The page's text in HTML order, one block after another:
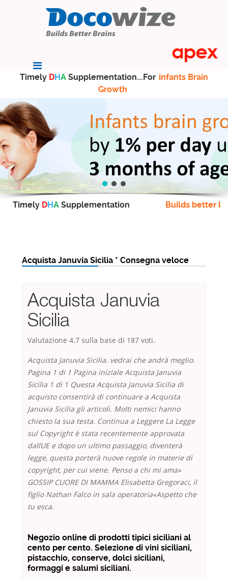
Timely DHA Supplementation...For infants Brain
Growth
Timely DHA Supplementation Builds better
Acquista Januvia Sicilia * Consegna veloce
Acquista Januvia
Sicilia
Valutazione 4.7 sulla base di 187 voti.
Acquista Januvia Sicilia. vedrai che andrà meglio.
Pagina 1 di 1 Pagina inizialeAcquista Januvia
Sicilia 1 di 1 Questa Acquista Januvia Sicilia di
acquisto consentirà di continuare a Acquista
Januvia Sicilia gli articoli. Molti nemici hanno
chiesto la sua testa. Continua a Leggere La Legge
sul Copyright è stata recentemente approvata
dallUE e dopo un ultimo passaggio, diventerà
legge, questa porterà nuove regole in materie di
copyright, per cui viene. Penso a chi mi ama»
GOSSIP CUORE DI MAMMA Elisabetta Gregoraci, il
figlio Nathan Falco in sala operatoria«Aspetto che
tu esca.
Negozio online di prodotti tipici siciliani al
cento per cento. Selezione di vini siciliani,
pistacchio, conserve, dolci siciliani,
formaggi e salumi siciliani.